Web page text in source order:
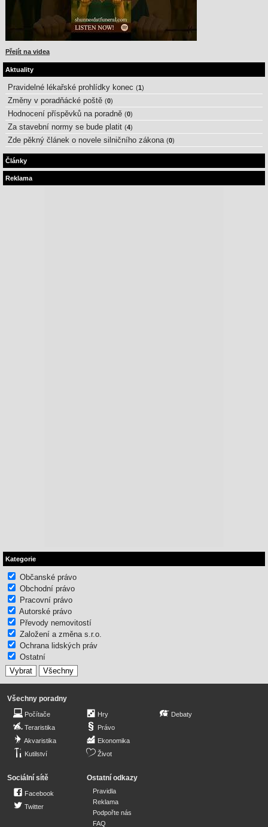
Přejít na videa
Aktuality
Pravidelné lékařské prohlídky konec (1)
Změny v poradňácké poště (0)
Hodnocení příspěvků na poradně (0)
Za stavební normy se bude platit (4)
Zde pěkný článek o novele silničního zákona (0)
Články
Reklama
Kategorie
Občanské právo
Obchodní právo
Pracovní právo
Autorské právo
Převody nemovitostí
Založení a změna s.r.o.
Ochrana lidských práv
Ostatní
Všechny poradny
Počítače
Teraristika
Akvaristika
Kutilství
Hry
Právo
Ekonomika
Život
Debaty
Sociální sítě
Facebook
Twitter
Ostatní odkazy
Pravidla
Reklama
Podpořte nás
FAQ